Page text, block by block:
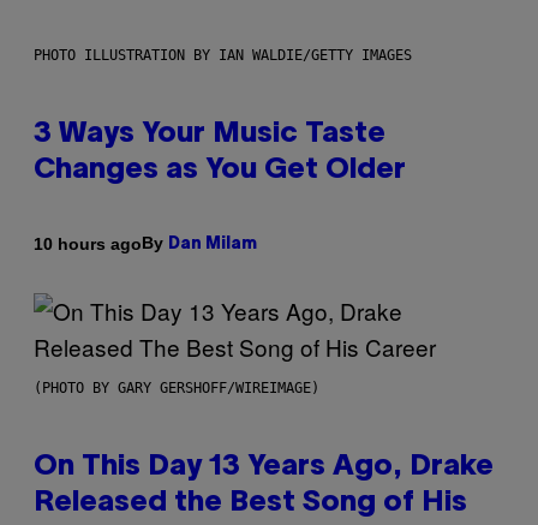
PHOTO ILLUSTRATION BY IAN WALDIE/GETTY IMAGES
3 Ways Your Music Taste
Changes as You Get Older
10 hours agoBy Dan Milam
(PHOTO BY GARY GERSHOFF/WIREIMAGE)
On This Day 13 Years Ago, Drake
Released the Best Song of His